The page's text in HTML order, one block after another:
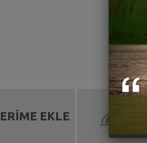
EKLE